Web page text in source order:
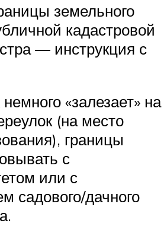
земельного
кадастровой
— инструкция с
«залезает» на
(на место
границы
с
или с
садового/дачного